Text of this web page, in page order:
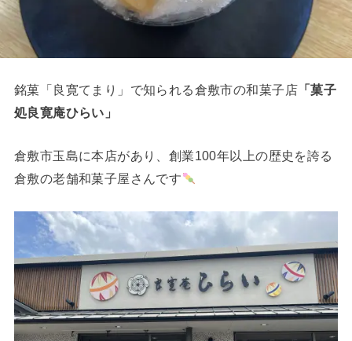
銘菓「良寛てまり」で知られる倉敷市の和菓子店「菓子
処良寛庵ひらい」
倉敷市玉島に本店があり、創業100年以上の歴史を誇る
倉敷の老舗和菓子屋さんです